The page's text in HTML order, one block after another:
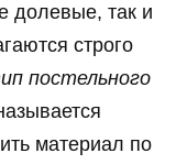
долевые, так и
строго
постельного
материал по